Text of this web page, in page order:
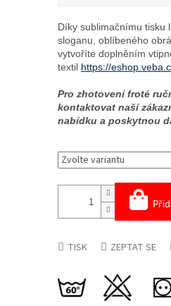
Díky sublimačnímu tisku
sloganu, oblíbeného
vytvoříte doplněním
textil https://
Pro zhotovení froté
kontaktovat naší
nabídku a poskytnou
TISK ZEPTAT SE